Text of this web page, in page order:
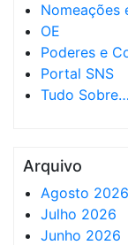
Nomeações
OE
Poderes e
Portal SNS
Tudo Sobre…
Arquivo
Agosto 2026
Julho 2026
Junho 2026